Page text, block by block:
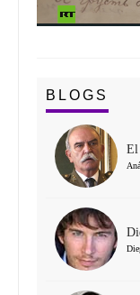
BLOGS
El